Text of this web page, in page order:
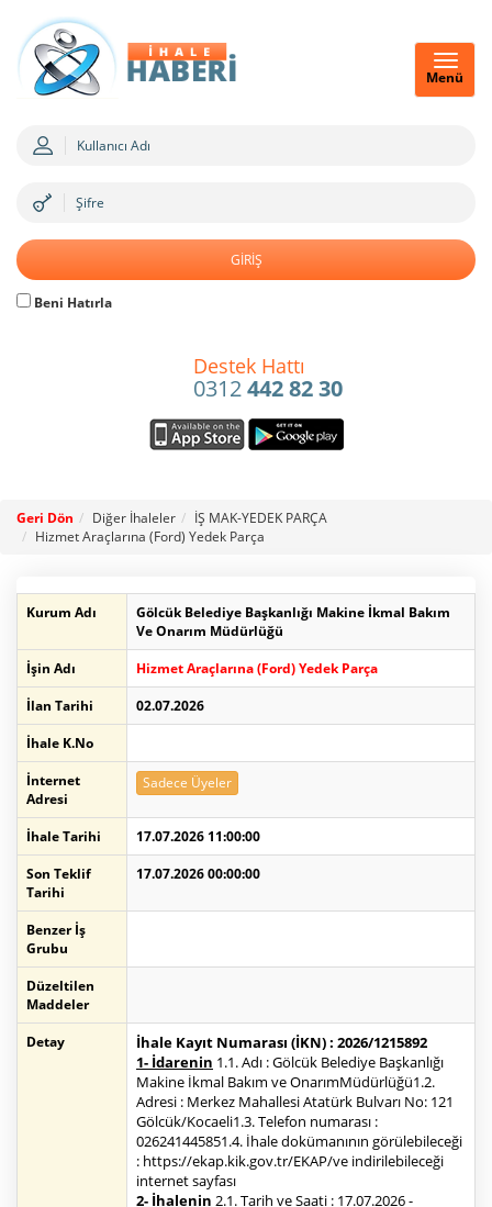
Menü
Beni Hatırla
Destek Hattı
0312442 82 30
Geri Dön Diğer İhaleler
İŞ MAK-YEDEK PARÇA
Hizmet Araçlarına (Ford) Yedek Parça
Kurum Adı
Gölcük Belediye Başkanlığı Makine İkmal Bakım
Ve Onarım Müdürlüğü
İşin Adı
Hizmet Araçlarına (Ford) Yedek Parça
İlan Tarihi
02.07.2026
İhale K.No
İnternet
Adresi
Sadece Üyeler
İhale Tarihi
17.07.2026 11:00:00
Son Teklif
Tarihi
17.07.2026 00:00:00
Benzer İş
Grubu
Düzeltilen
Maddeler
Detay
İhale Kayıt Numarası (İKN) : 2026/1215892
1- İdarenin 1.1. Adı : Gölcük Belediye Başkanlığı
Makine İkmal Bakım ve OnarımMüdürlüğü1.2.
Adresi : Merkez Mahallesi Atatürk Bulvarı No: 121
Gölcük/Kocaeli1.3. Telefon numarası :
026241445851.4. İhale dokümanının görülebileceği
: https://ekap.kik.gov.tr/EKAP/ve indirilebileceği
internet sayfası
2- İhalenin 2.1. Tarih ve Saati : 17.07.2026 -